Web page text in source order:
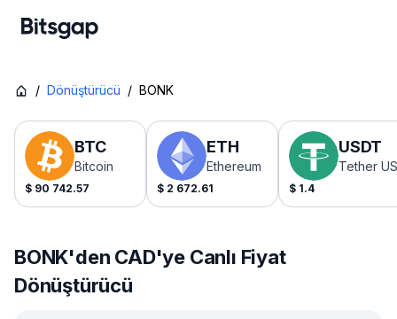
/ Dönüştürücü / BONK
BTC
Bitcoin
$ 90 742.57
ETH
Ethereum
$ 2 672.61
USDT
Tether
$ 1.4
BONK'den CAD'ye Canlı Fiyat
Dönüştürücü